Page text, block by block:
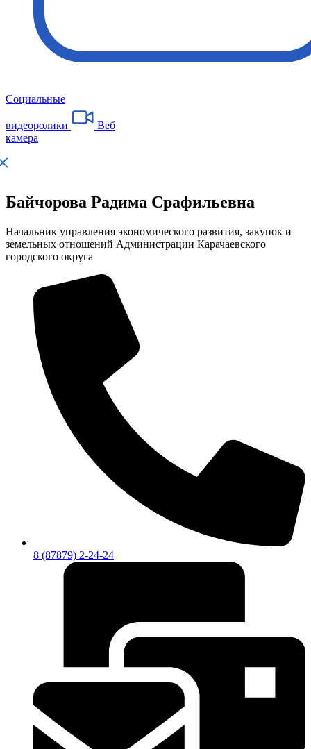
Социальные
видеоролики
Веб
камера
Байчорова Радима Срафильевна
Начальник управления экономического развития, закупок и
земельных отношений Администрации Карачаевского
городского округа
8 (87879) 2-24-24